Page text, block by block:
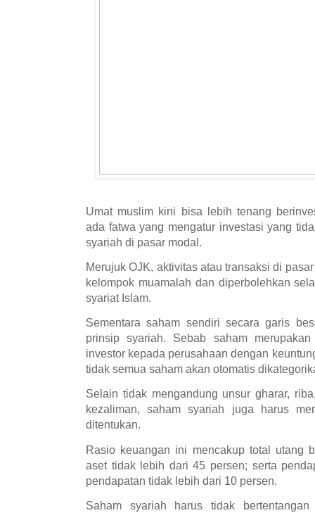
Umat muslim kini bisa lebih tenang
ada fatwa yang mengatur investasi yang
syariah di pasar modal.
Merujuk OJK, aktivitas atau transaksi di
kelompok muamalah dan diperbolehkan
syariat Islam.
Sementara saham sendiri secara garis
prinsip syariah. Sebab saham
investor kepada perusahaan dengan
tidak semua saham akan otomatis
Selain tidak mengandung unsur gharar,
kezaliman, saham syariah juga harus
ditentukan.
Rasio keuangan ini mencakup total utang
aset tidak lebih dari 45 persen; serta
pendapatan tidak lebih dari 10 persen.
Saham syariah harus tidak